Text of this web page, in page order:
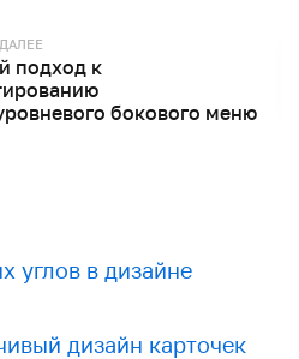
подход к
бокового меню
углов в дизайне
дизайн карточек